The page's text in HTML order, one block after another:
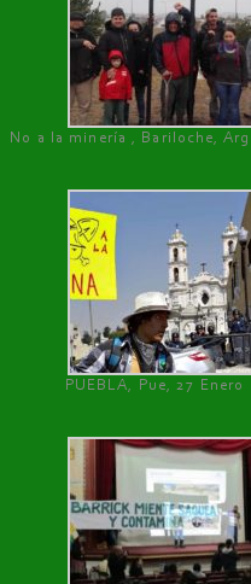
No a la minería , Bariloche,
PUEBLA, Pue, 27 Enero